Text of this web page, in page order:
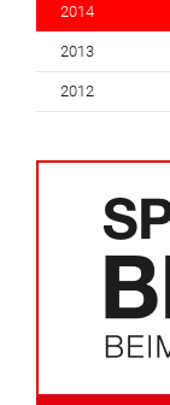
2014
2013
2012